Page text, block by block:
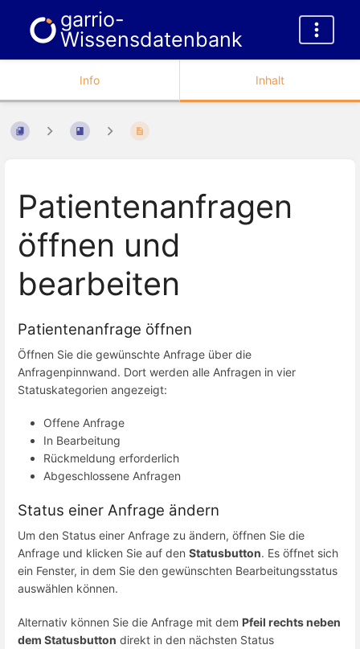
garrio-
Wissensdatenbank
Info Inhalt
Patientenanfragen
öffnen und
bearbeiten
Patientenanfrage öffnen
Öffnen Sie die gewünschte Anfrage über die
Anfragenpinnwand. Dort werden alle Anfragen in vier
Statuskategorien angezeigt:
Offene Anfrage
In Bearbeitung
Rückmeldung erforderlich
Abgeschlossene Anfragen
Status einer Anfrage ändern
Um den Status einer Anfrage zu ändern, öffnen Sie die
Anfrage und klicken Sie auf den Statusbutton. Es öffnet sich
ein Fenster, in dem Sie den gewünschten Bearbeitungsstatus
auswählen können.
Alternativ können Sie die Anfrage mit dem Pfeil rechts neben
dem Statusbutton direkt in den nächsten Status